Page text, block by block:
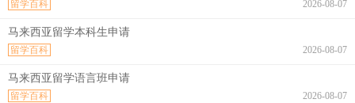
2026-08-07
留学百科
马来西亚留学本科生申请
2026-08-07
留学百科
马来西亚留学语言班申请
2026-08-07
留学百科